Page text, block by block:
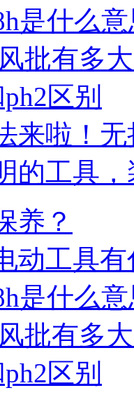
是什么意
批有多
区别
来啦！
的工具
养？
动工具
是什么意
批有多
区别